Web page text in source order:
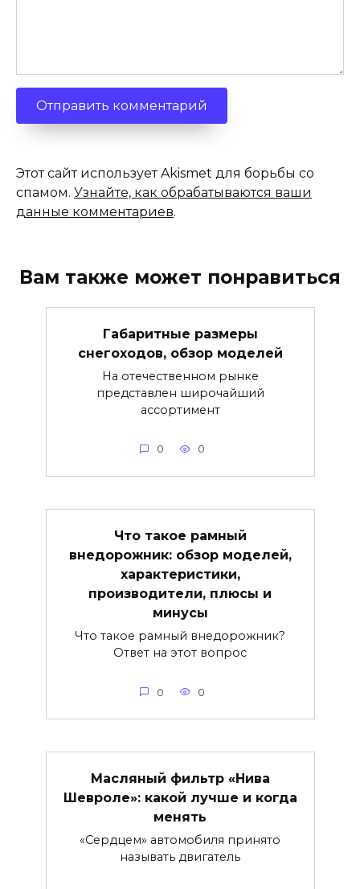
Этот сайт использует Akismet для борьбы со
спамом. Узнайте, как обрабатываются ваши
данные комментариев.
Вам также может понравиться
Габаритные размеры
снегоходов, обзор моделей
На отечественном рынке
представлен широчайший
ассортимент
0 0
Что такое рамный
внедорожник: обзор моделей,
характеристики,
производители, плюсы и
минусы
Что такое рамный внедорожник?
Ответ на этот вопрос
0 0
Масляный фильтр «Нива
Шевроле»: какой лучше и когда
менять
«Сердцем» автомобиля принято
называть двигатель